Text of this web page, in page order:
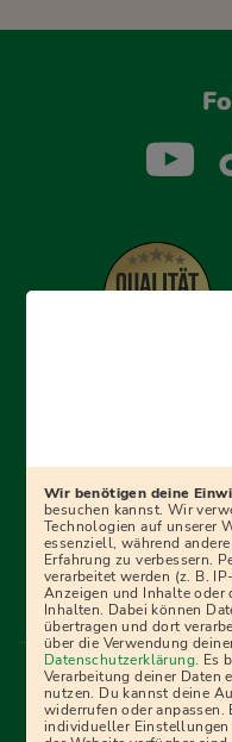
Erfolgreich
begleiten dich Schritt
Beruf oder ins
Ratgebern und
Videokursen und
Menü Fußleiste
Impressum
Partner
AGB
Bestellung
Wir benötigen deine
besuchen kannst. Wir
Technologien auf unserer
essenziell, während
Erfahrung zu verbessern.
verarbeitet werden (z. B.
Anzeigen und Inhalte oder
Inhalten. Dabei können
übertragen und dort
über die Verwendung
Datenschutzerklärung. Es
Verarbeitung deiner Daten
nutzen. Du kannst deine
widerrufen oder anpassen.
individueller